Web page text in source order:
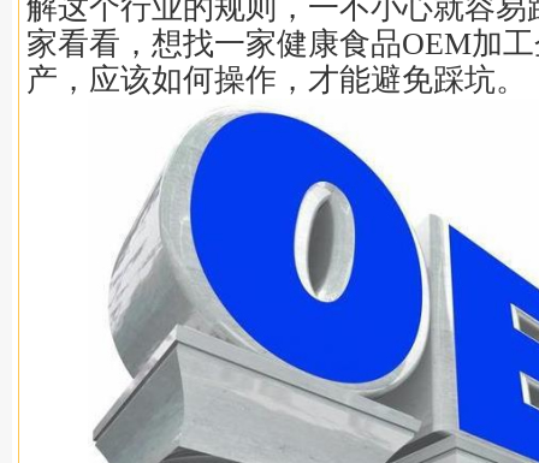
解这个行业的规则，一不小心就容易
家看看，想找一家健康食品OEM加
产，应该如何操作，才能避免踩坑。